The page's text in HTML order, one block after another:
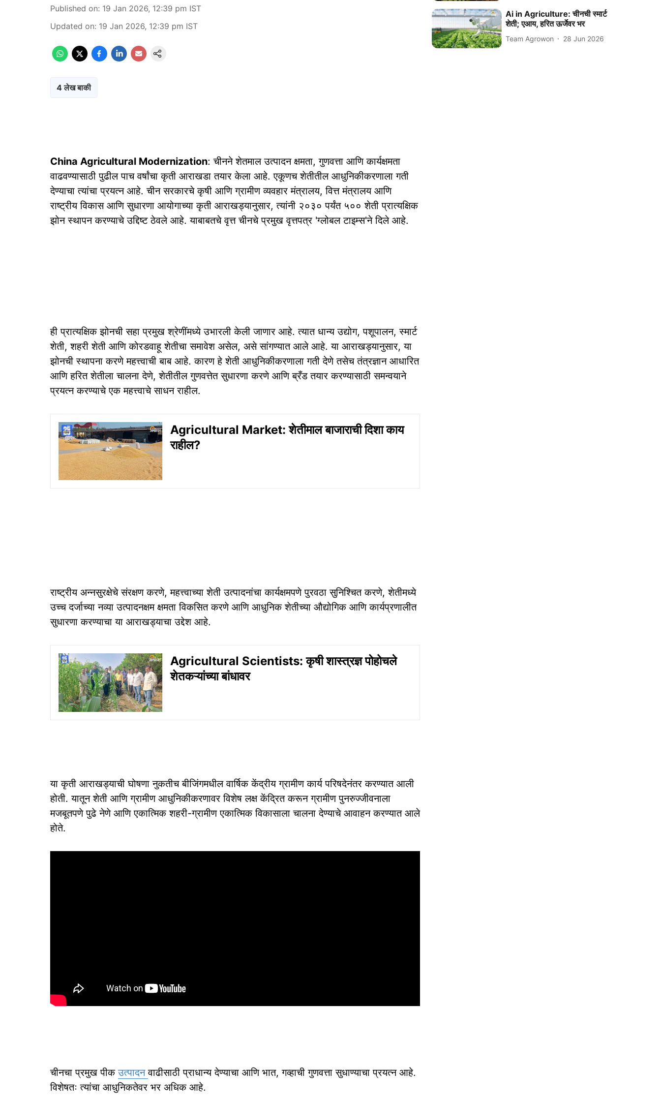
Published on: 19 Jan 2026, 12:39 pm IST
Updated on: 19 Jan 2026, 12:39 pm IST
4 लेख बाकी
China Agricultural Modernization: चीनने शेतमाल उत्पादन क्षमता, गुणवत्ता आणि कार्यक्षमता
वाढवण्यासाठी पुढील पाच वर्षांचा कृती आराखडा तयार केला आहे. एकूणच शेतीतील आधुनिकीकरणाला गती
देण्याचा त्यांचा प्रयत्न आहे. चीन सरकारचे कृषी आणि ग्रामीण व्यवहार मंत्रालय, वित्त मंत्रालय आणि
राष्ट्रीय विकास आणि सुधारणा आयोगाच्या कृती आराखड्यानुसार, त्यांनी २०३० पर्यंत ५०० शेती प्रात्यक्षिक
झोन स्थापन करण्याचे उद्दिष्ट ठेवले आहे. याबाबतचे वृत्त चीनचे प्रमुख वृत्तपत्र 'ग्लोबल टाइम्स'ने दिले आहे.
ही प्रात्यक्षिक झोनची सहा प्रमुख श्रेणींमध्ये उभारली केली जाणार आहे. त्यात धान्य उद्योग, पशूपालन, स्मार्ट
शेती, शहरी शेती आणि कोरडवाहू शेतीचा समावेश असेल, असे सांगण्यात आले आहे. या आराखड्यानुसार, या
झोनची स्थापना करणे महत्त्वाची बाब आहे. कारण हे शेती आधुनिकीकरणाला गती देणे तसेच तंत्रज्ञान आधारित
आणि हरित शेतीला चालना देणे, शेतीतील गुणवत्तेत सुधारणा करणे आणि ब्रँड तयार करण्यासाठी समन्वयाने
प्रयत्न करण्याचे एक महत्त्वाचे साधन राहील.
Agricultural Market: शेतीमाल बाजाराची दिशा काय
राहील?
राष्ट्रीय अन्नसुरक्षेचे संरक्षण करणे, महत्त्वाच्या शेती उत्पादनांचा कार्यक्षमपणे पुरवठा सुनिश्चित करणे, शेतीमध्ये
उच्च दर्जाच्या नव्या उत्पादनक्षम क्षमता विकसित करणे आणि आधुनिक शेतीच्या औद्योगिक आणि कार्यप्रणालीत
सुधारणा करण्याचा या आराखड्याचा उद्देश आहे.
Agricultural Scientists: कृषी शास्त्रज्ञ पोहोचले
शेतकऱ्यांच्या बांधावर
या कृती आराखड्याची घोषणा नुकतीच बीजिंगमधील वार्षिक केंद्रीय ग्रामीण कार्य परिषदेनंतर करण्यात आली
होती. यातून शेती आणि ग्रामीण आधुनिकीकरणावर विशेष लक्ष केंद्रित करून ग्रामीण पुनरुज्जीवनाला
मजबूतपणे पुढे नेणे आणि एकात्मिक शहरी-ग्रामीण एकात्मिक विकासाला चालना देण्याचे आवाहन करण्यात आले
होते.
चीनचा प्रमुख पीकउत्पादनवाढीसाठी प्राधान्य देण्याचा आणि भात, गव्हाची गुणवत्ता सुधाण्याचा प्रयत्न आहे.
विशेषतः त्यांचा आधुनिकतेवर भर अधिक आहे.
Ai in Agriculture: चीनची स्मार्ट
शेती; एआय, हरित ऊर्जेवर भर
Team Agrowon 28 Jun 2026